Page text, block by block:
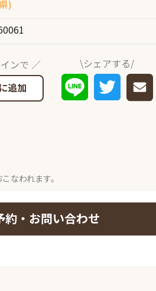
)
ンで ／
追加
\シェアする/
なわれます。
・お問い合わせ